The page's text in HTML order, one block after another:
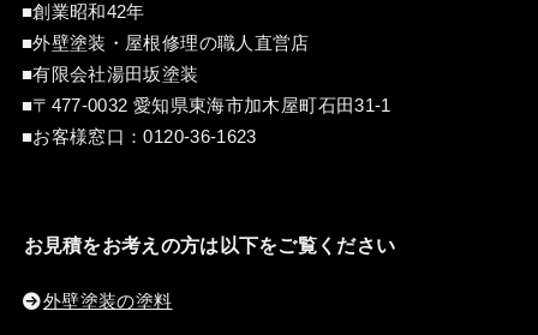
■創業昭和42年
■外壁塗装・屋根修理の職人直営店
■有限会社湯田坂塗装
■〒 477-0032 愛知県東海市加木屋町石田31-1
■お客様窓口：0120-36-1623
お見積をお考えの方は以下をご覧ください
外壁塗装の塗料